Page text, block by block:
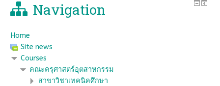
Navigation
Home
Site news
Courses
คณะครุศาสตร์อุตสาหกรรม
สาขาวิชาเทคนิคศึกษา